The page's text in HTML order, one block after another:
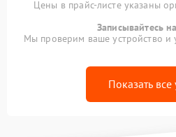
Цены в прайс-листе указаны
Записывайтесь
Мы проверим ваше устройство и
Показать все